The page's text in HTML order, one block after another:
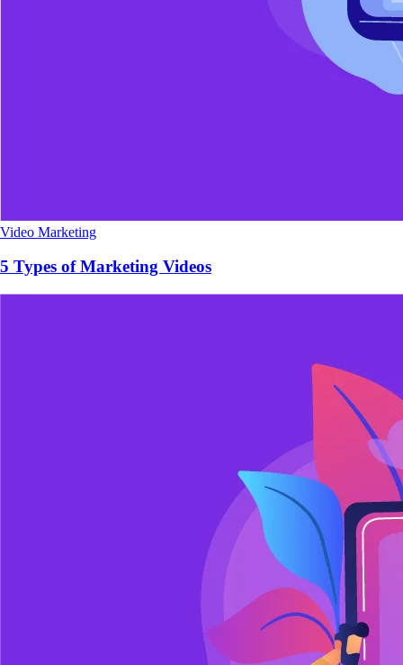
Video Marketing
5 Types of Marketing Videos